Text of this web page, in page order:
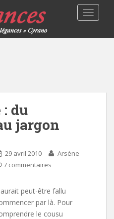
du
jargon
29 avril 2010
Arsène
7 commentaires
peut-être fallu
par là. Pour
le cousu